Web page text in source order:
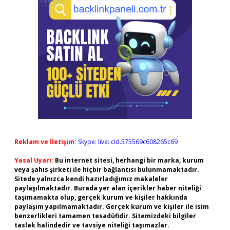
Reklam ve İletişim: Skype: live:.cid.575569c608265c69
Yasal Uyarı: Bu internet sitesi, herhangi bir marka, kurum
veya şahıs şirketi ile hiçbir bağlantısı bulunmamaktadır.
Sitede yalnızca kendi hazırladığımız makaleler
paylaşılmaktadır. Burada yer alan içerikler haber niteliği
taşımamakta olup, gerçek kurum ve kişiler hakkında
paylaşım yapılmamaktadır. Gerçek kurum ve kişiler ile isim
benzerlikleri tamamen tesadüfidir. Sitemizdeki bilgiler
taslak halindedir ve tavsiye niteliği taşımazlar.